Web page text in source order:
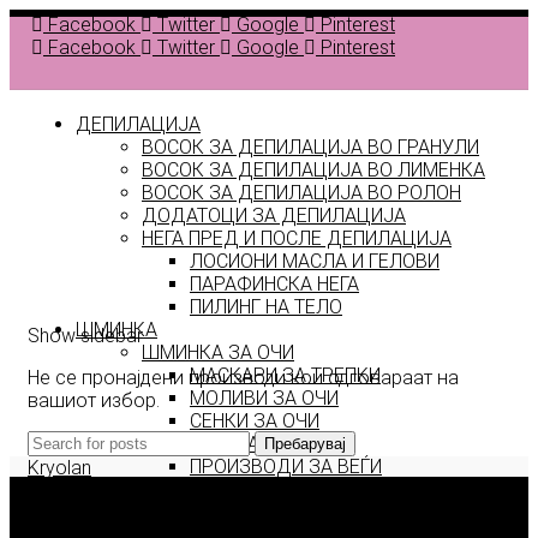
Facebook Twitter Google
Pinterest
Facebook
Twitter Google Pinterest
ДЕПИЛАЦИЈА
ВОСОК ЗА ДЕПИЛАЦИЈА ВО ГРАНУЛИ
ВОСОК ЗА ДЕПИЛАЦИЈА ВО ЛИМЕНКА
ВОСОК ЗА ДЕПИЛАЦИЈА ВО РОЛОН
ДОДАТОЦИ ЗА ДЕПИЛАЦИЈА
НЕГА ПРЕД И ПОСЛЕ ДЕПИЛАЦИЈА
ЛОСИОНИ МАСЛА И ГЕЛОВИ
ПАРАФИНСКА НЕГА
ПИЛИНГ НА ТЕЛО
ШМИНКА
ШМИНКА ЗА ОЧИ
МАСКАРИ ЗА ТРЕПКИ
МОЛИВИ ЗА ОЧИ
СЕНКИ ЗА ОЧИ
ТУШ ЗА ОЧИ
ПРОИЗВОДИ ЗА ВЕЃИ
Show sidebar
Не се пронајдени производи кои одговараат на
вашиот избор.
Пребарувај
Kryolan